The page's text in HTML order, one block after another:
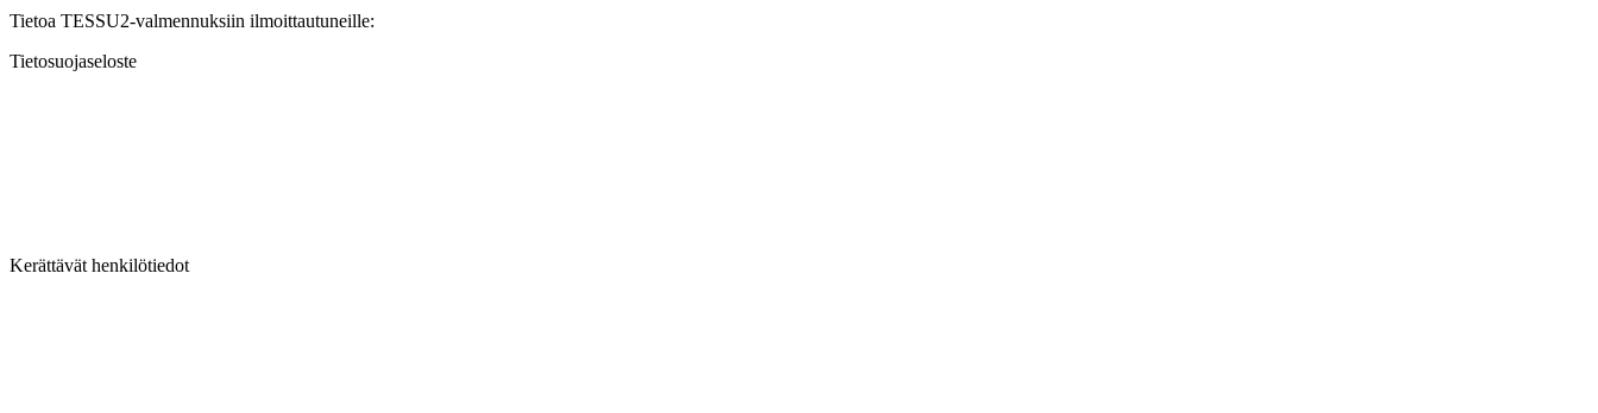
Tietoa TESSU2-valmennuksiin ilmoittautuneille:
Tietosuojaseloste
Kerättävät henkilötiedot